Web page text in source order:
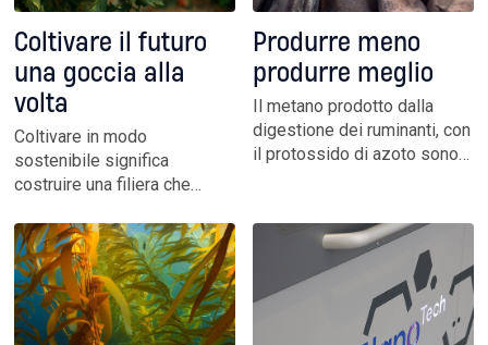
Coltivare il futuro
una goccia alla
volta
Coltivare in modo
sostenibile significa
costruire una filiera che
persone e guarda al futuro
con intelligenza, misura,
responsabilità condivisa e
visione sistemica
Produrre meno
produrre meglio
Il metano prodotto dalla
digestione dei ruminanti, con
il protossido di azoto sono
cento delle emissioni totali
e di queste il 74 per cento è
attribuibile proprio agli
allevamenti intensivi